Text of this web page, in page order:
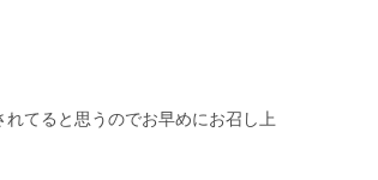
てると思うのでお早めにお召し上